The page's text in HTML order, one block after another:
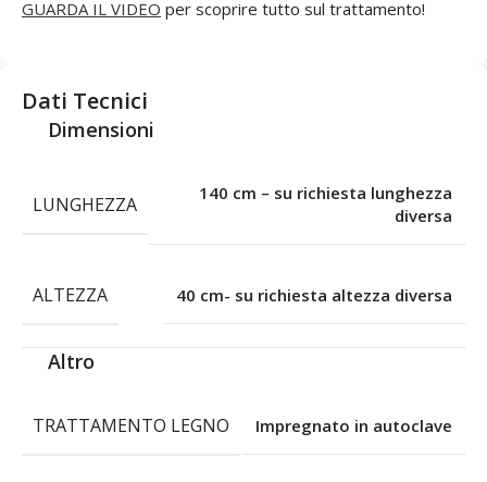
GUARDA IL VIDEO per scoprire tutto sul trattamento!
Dati Tecnici
Dimensioni
LUNGHEZZA
140 cm – su richiesta lunghezza
diversa
ALTEZZA 40 cm- su richiesta altezza diversa
Altro
TRATTAMENTO LEGNO Impregnato in autoclave